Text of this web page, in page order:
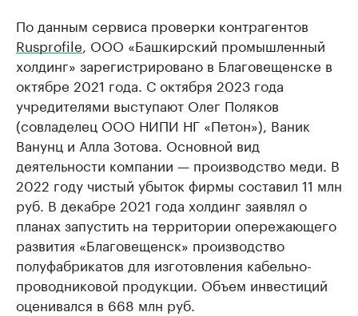
По данным сервиса проверки контрагентов
Rusprofile , ООО «Башкирский промышленный
холдинг» зарегистрировано в Благовещенске в
октябре 2021 года. С октября 2023 года
учредителями выступают Олег Поляков
(совладелец ООО НИПИ НГ «Петон»), Ваник
Ванунц и Алла Зотова. Основной вид
деятельности компании — производство меди. В
2022 году чистый убыток фирмы составил 11 млн
руб. В декабре 2021 года холдинг заявлял о
планах запустить на территории опережающего
развития «Благовещенск» производство
полуфабрикатов для изготовления кабельно-
проводниковой продукции. Объем инвестиций
оценивался в 668 млн руб.